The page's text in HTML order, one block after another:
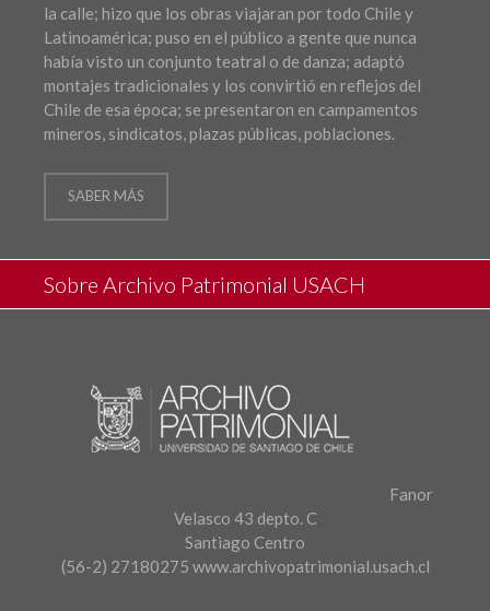
la calle; hizo que los obras viajaran por todo Chile y
Latinoamérica; puso en el público a gente que nunca
había visto un conjunto teatral o de danza; adaptó
montajes tradicionales y los convirtió en reflejos del
Chile de esa época; se presentaron en campamentos
mineros, sindicatos, plazas públicas, poblaciones.
SABER MÁS
Sobre Archivo Patrimonial USACH
Fanor
Velasco 43 depto. C
Santiago Centro
(56-2) 27180275 www.archivopatrimonial.usach.cl